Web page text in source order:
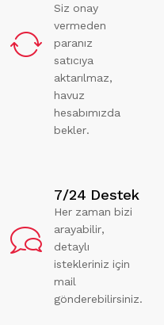
Siz onay
vermeden
paranız
satıcıya
aktarılmaz,
havuz
hesabımızda
bekler.
7/24 Destek
Her zaman bizi
arayabilir,
detaylı
istekleriniz için
mail
gönderebilirsiniz.